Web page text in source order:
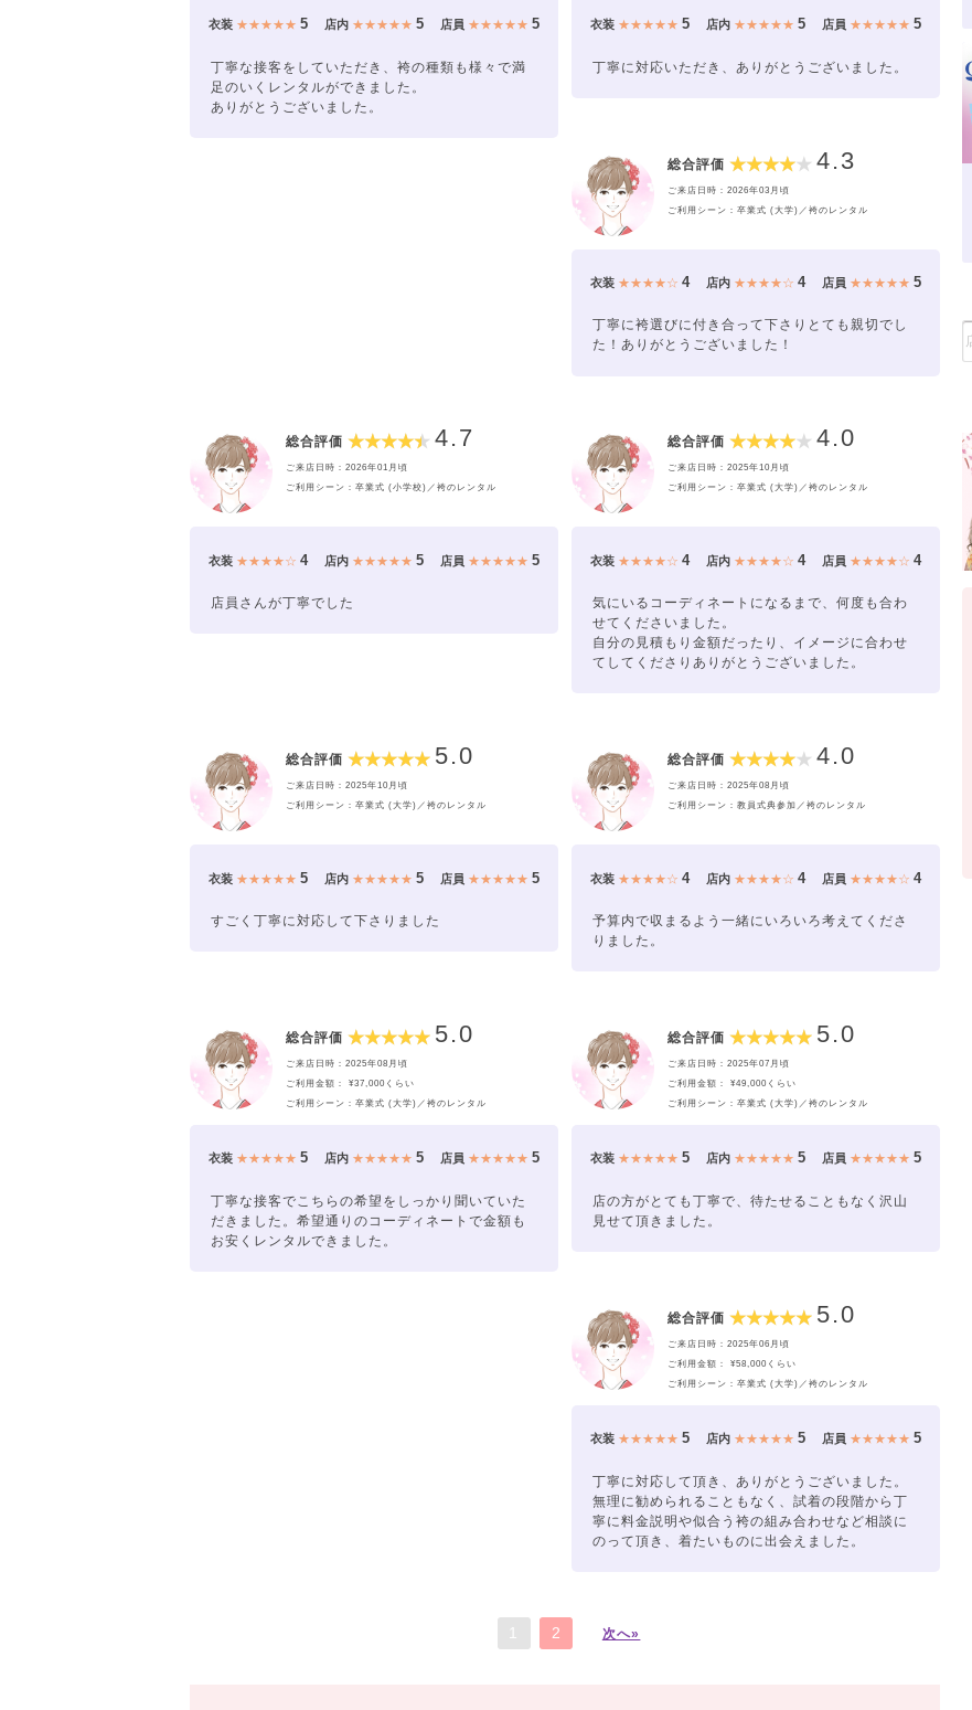
衣装 ★★★★★5 店内 ★★★★★ 5 店員 ★★★★★ 5
丁寧な接客をしていただき、袴の種類も様々で満
足のいくレンタルができました。
ありがとうございました。
衣装 ★★★★★5 店内 ★★★★★ 5 店員 ★★★★★ 5
丁寧に対応いただき、ありがとうございました。
総合評価 4.3
ご来店日時：2026年03月頃
ご利用シーン：卒業式 (大学)／袴のレンタル
衣装 ★★★★☆4 店内 ★★★★☆ 4 店員 ★★★★★ 5
丁寧に袴選びに付き合って下さりとても親切でし
た！ありがとうございました！
総合評価 4.7
ご来店日時：2026年01月頃
ご利用シーン：卒業式 (小学校)／袴のレンタル
衣装 ★★★★☆4 店内 ★★★★★ 5 店員 ★★★★★ 5
店員さんが丁寧でした
総合評価 4.0
ご来店日時：2025年10月頃
ご利用シーン：卒業式 (大学)／袴のレンタル
衣装 ★★★★☆4 店内 ★★★★☆ 4 店員 ★★★★☆ 4
気にいるコーディネートになるまで、何度も合わ
せてくださいました。
自分の見積もり金額だったり、イメージに合わせ
てしてくださりありがとうございました。
総合評価 5.0
ご来店日時：2025年10月頃
ご利用シーン：卒業式 (大学)／袴のレンタル
衣装 ★★★★★5 店内 ★★★★★ 5 店員 ★★★★★ 5
すごく丁寧に対応して下さりました
総合評価 4.0
ご来店日時：2025年08月頃
ご利用シーン：教員式典参加／袴のレンタル
衣装 ★★★★☆4 店内 ★★★★☆ 4 店員 ★★★★☆ 4
予算内で収まるよう一緒にいろいろ考えてくださ
りました。
総合評価 5.0
ご来店日時：2025年08月頃
ご利用金額： ¥37,000くらい
ご利用シーン：卒業式 (大学)／袴のレンタル
衣装 ★★★★★5 店内 ★★★★★ 5 店員 ★★★★★ 5
丁寧な接客でこちらの希望をしっかり聞いていた
だきました。希望通りのコーディネートで金額も
お安くレンタルできました。
総合評価 5.0
ご来店日時：2025年07月頃
ご利用金額： ¥49,000くらい
ご利用シーン：卒業式 (大学)／袴のレンタル
衣装 ★★★★★5 店内 ★★★★★ 5 店員 ★★★★★ 5
店の方がとても丁寧で、待たせることもなく沢山
見せて頂きました。
総合評価 5.0
ご来店日時：2025年06月頃
ご利用金額： ¥58,000くらい
ご利用シーン：卒業式 (大学)／袴のレンタル
衣装 ★★★★★5 店内 ★★★★★ 5 店員 ★★★★★ 5
丁寧に対応して頂き、ありがとうございました。
無理に勧められることもなく、試着の段階から丁
寧に料金説明や似合う袴の組み合わせなど相談に
のって頂き、着たいものに出会えました。
1 2 次へ»